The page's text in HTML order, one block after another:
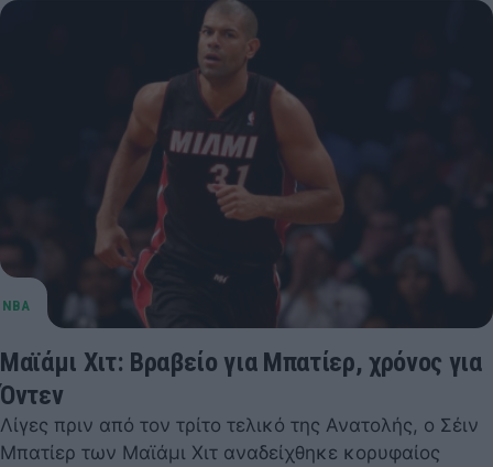
Μαϊάμι Χιτ: Βραβείο για Μπατίερ, χρόνος για
Όντεν
Λίγες πριν από τον τρίτο τελικό της Ανατολής, ο Σέιν
Μπατίερ των Μαϊάμι Χιτ αναδείχθηκε κορυφαίος